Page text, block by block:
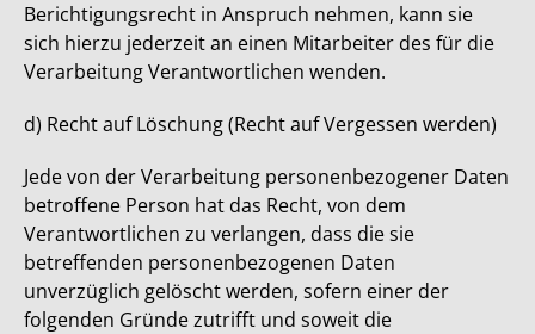
Berichtigungsrecht in Anspruch nehmen, kann sie
sich hierzu jederzeit an einen Mitarbeiter des für die
Verarbeitung Verantwortlichen wenden.
d) Recht auf Löschung (Recht auf Vergessen werden)
Jede von der Verarbeitung personenbezogener Daten
betroffene Person hat das Recht, von dem
Verantwortlichen zu verlangen, dass die sie
betreffenden personenbezogenen Daten
unverzüglich gelöscht werden, sofern einer der
folgenden Gründe zutrifft und soweit die